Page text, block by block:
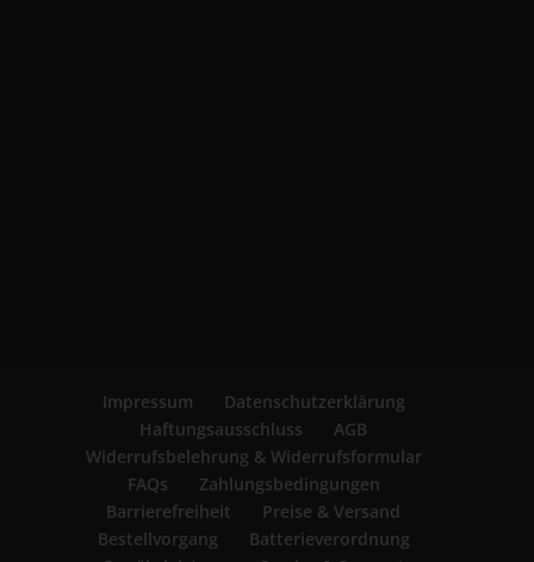
Impressum
Datenschutzerklärung
Haftungsausschluss
AGB
Widerrufsbelehrung & Widerrufsformular
FAQs
Zahlungsbedingungen
Barrierefreiheit
Preise & Versand
Bestellvorgang
Batterieverordnung